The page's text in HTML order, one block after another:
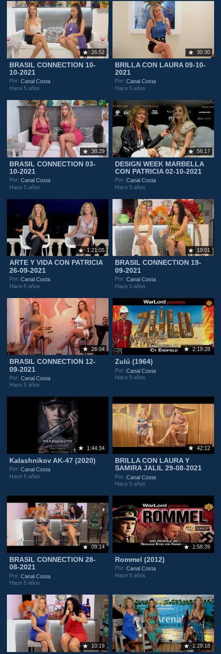
26:52
BRASIL CONNECTION 10-
10-2021
Por:Canal Costa
Hace 5 años
30:30
BRILLA CON LAURA 09-10-
2021
Por:Canal Costa
Hace 5 años
38:29
BRASIL CONNECTION 03-
10-2021
Por:Canal Costa
Hace 5 años
56:17
DESIGN WEEK MARBELLA
CON PATRICIA 02-10-2021
Por:Canal Costa
Hace 5 años
1:21:05
ARTE Y VIDA CON PATRICIA
26-09-2021
Por:Canal Costa
Hace 5 años
19:01
BRASIL CONNECTION 19-
09-2021
Por:Canal Costa
Hace 5 años
26:04
BRASIL CONNECTION 12-
09-2021
Por:Canal Costa
Hace 5 años
2:19:28
Zulú (1964)
Por:Canal Costa
Hace 5 años
1:44:34
Kalashnikov AK-47 (2020)
Por:Canal Costa
Hace 5 años
42:12
BRILLA CON LAURA Y
SAMIRA JALIL 29-08-2021
Por:Canal Costa
Hace 5 años
09:14
BRASIL CONNECTION 28-
08-2021
Por:Canal Costa
Hace 5 años
1:58:39
Rommel (2012)
Por:Canal Costa
Hace 5 años
10:19 1:29:18